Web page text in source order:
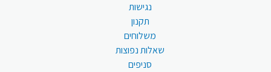
נגישות
תקנון
משלוחים
שאלות נפוצות
סניפים